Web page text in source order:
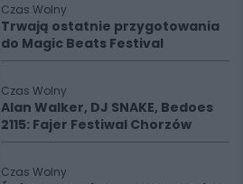
Czas Wolny
Trwają ostatnie przygotowania
do Magic Beats Festival
Czas Wolny
Alan Walker, DJ SNAKE, Bedoes
2115: Fajer Festiwal Chorzów
Czas Wolny